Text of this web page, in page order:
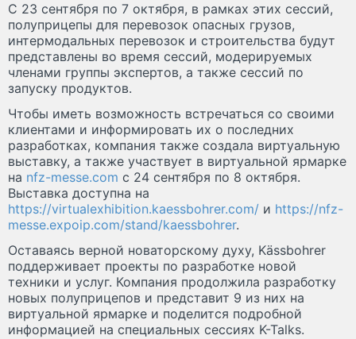
С 23 сентября по 7 октября, в рамках этих сессий,
полуприцепы для перевозок опасных грузов,
интермодальных перевозок и строительства будут
представлены во время сессий, модерируемых
членами группы экспертов, а также сессий по
запуску продуктов.
Чтобы иметь возможность встречаться со своими
клиентами и информировать их о последних
разработках, компания также создала виртуальную
выставку, а также участвует в виртуальной ярмарке
на nfz-messe.com с 24 сентября по 8 октября.
Выставка доступна на
https://virtualexhibition.kaessbohrer.com/ и https://nfz-
messe.expoip.com/stand/kaessbohrer.
Оставаясь верной новаторскому духу, Kässbohrer
поддерживает проекты по разработке новой
техники и услуг. Компания продолжила разработку
новых полуприцепов и представит 9 из них на
виртуальной ярмарке и поделится подробной
информацией на специальных сессиях K-Talks.